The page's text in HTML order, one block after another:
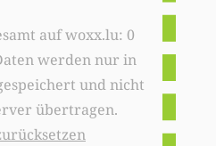
auf woxx.lu: 0
werden nur in
und nicht
übertragen.